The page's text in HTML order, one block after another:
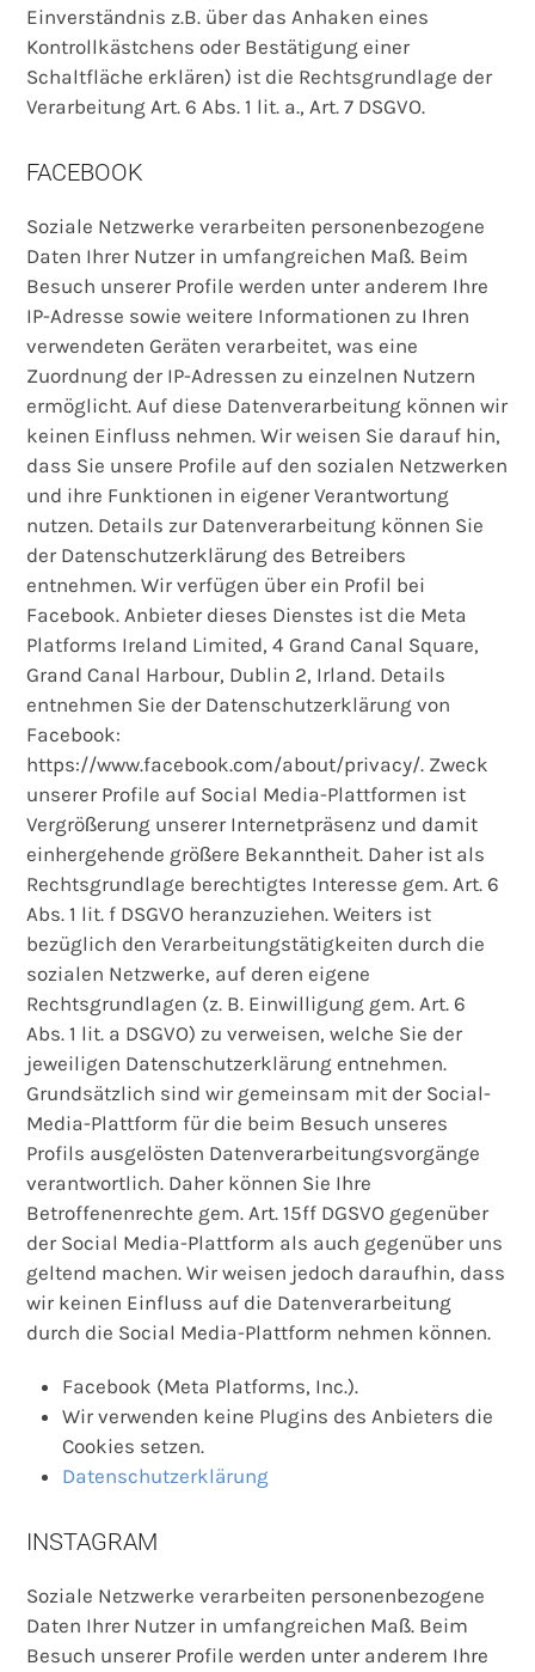
Einverständnis z.B. über das Anhaken eines
Kontrollkästchens oder Bestätigung einer
Schaltfläche erklären) ist die Rechtsgrundlage der
Verarbeitung Art. 6 Abs. 1 lit. a., Art. 7 DSGVO.
FACEBOOK
Soziale Netzwerke verarbeiten personenbezogene
Daten Ihrer Nutzer in umfangreichen Maß. Beim
Besuch unserer Profile werden unter anderem Ihre
IP-Adresse sowie weitere Informationen zu Ihren
verwendeten Geräten verarbeitet, was eine
Zuordnung der IP-Adressen zu einzelnen Nutzern
ermöglicht. Auf diese Datenverarbeitung können wir
keinen Einfluss nehmen. Wir weisen Sie darauf hin,
dass Sie unsere Profile auf den sozialen Netzwerken
und ihre Funktionen in eigener Verantwortung
nutzen. Details zur Datenverarbeitung können Sie
der Datenschutzerklärung des Betreibers
entnehmen. Wir verfügen über ein Profil bei
Facebook. Anbieter dieses Dienstes ist die Meta
Platforms Ireland Limited, 4 Grand Canal Square,
Grand Canal Harbour, Dublin 2, Irland. Details
entnehmen Sie der Datenschutzerklärung von
Facebook:
https://www.facebook.com/about/privacy/. Zweck
unserer Profile auf Social Media-Plattformen ist
Vergrößerung unserer Internetpräsenz und damit
einhergehende größere Bekanntheit. Daher ist als
Rechtsgrundlage berechtigtes Interesse gem. Art. 6
Abs. 1 lit. f DSGVO heranzuziehen. Weiters ist
bezüglich den Verarbeitungstätigkeiten durch die
sozialen Netzwerke, auf deren eigene
Rechtsgrundlagen (z. B. Einwilligung gem. Art. 6
Abs. 1 lit. a DSGVO) zu verweisen, welche Sie der
jeweiligen Datenschutzerklärung entnehmen.
Grundsätzlich sind wir gemeinsam mit der Social-
Media-Plattform für die beim Besuch unseres
Profils ausgelösten Datenverarbeitungsvorgänge
verantwortlich. Daher können Sie Ihre
Betroffenenrechte gem. Art. 15ff DGSVO gegenüber
der Social Media-Plattform als auch gegenüber uns
geltend machen. Wir weisen jedoch daraufhin, dass
wir keinen Einfluss auf die Datenverarbeitung
durch die Social Media-Plattform nehmen können.
Facebook (Meta Platforms, Inc.).
Wir verwenden keine Plugins des Anbieters die
Cookies setzen.
Datenschutzerklärung
INSTAGRAM
Soziale Netzwerke verarbeiten personenbezogene
Daten Ihrer Nutzer in umfangreichen Maß. Beim
Besuch unserer Profile werden unter anderem Ihre